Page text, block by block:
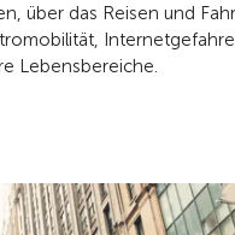
über das Reisen und
Lebensbereiche.